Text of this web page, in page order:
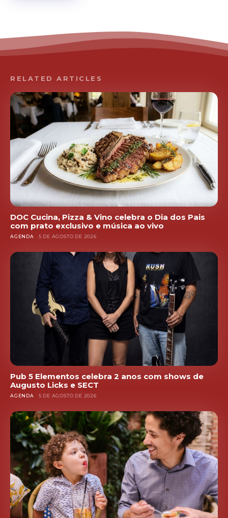
RELATED ARTICLES
DOC Cucina, Pizza & Vino celebra o Dia dos Pais
com prato exclusivo e música ao vivo
AGENDA 5 DE AGOSTO DE 2026
Pub 5 Elementos celebra 2 anos com shows de
Augusto Licks e SECT
AGENDA 5 DE AGOSTO DE 2026